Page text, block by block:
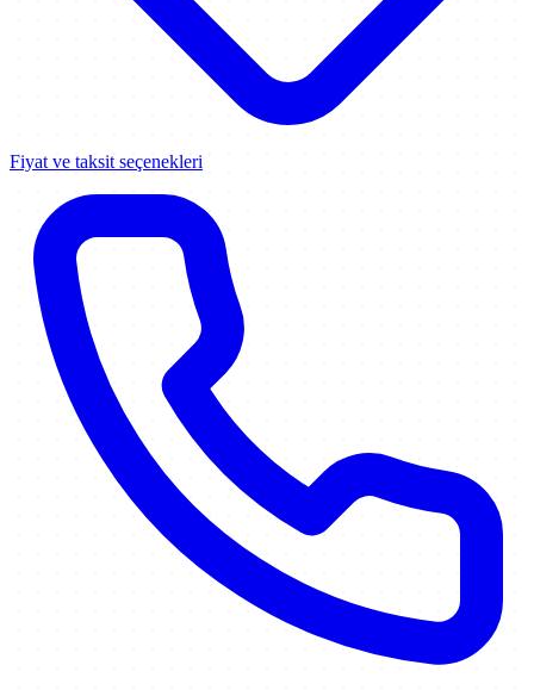
Fiyat ve taksit seçenekleri